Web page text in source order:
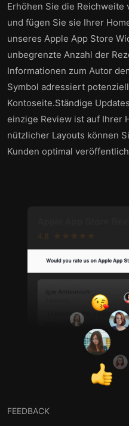
Erhöhen Sie die Reichweite
und fügen Sie sie Ihrer
unseres Apple App Store
unbegrenzte Anzahl der
Informationen zum Autor
Symbol adressiert
Kontoseite.Ständige
einzige Review ist auf Ihrer
nützlicher Layouts können
Kunden optimal
FEEDBACK